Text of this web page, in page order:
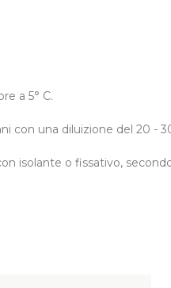
a 5° C.
con una diluizione del 20 -
isolante o fissativo,